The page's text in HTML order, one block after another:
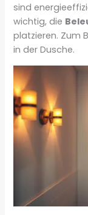
sind
wichtig, die
platzieren. Zum
in der Dusche.